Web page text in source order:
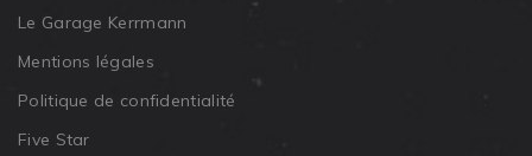
Le Garage Kerrmann
Mentions légales
Politique de confidentialité
Five Star